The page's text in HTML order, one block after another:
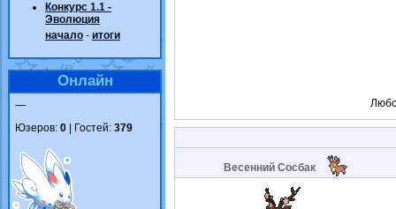
Конкурс 1.1 -
Эволюция
начало - итоги
Онлайн
—
Юзеров: 0 | Гостей: 379
Весенний Сосбак